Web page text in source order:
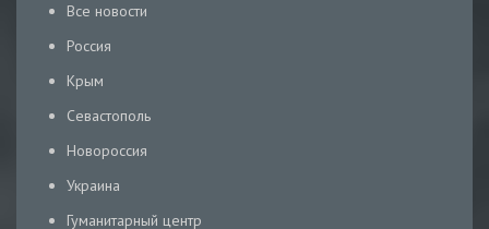
Все новости
Россия
Крым
Севастополь
Новороссия
Украина
Гуманитарный центр